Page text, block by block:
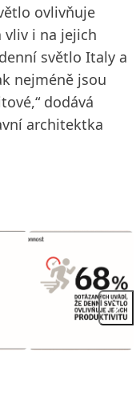
ovlivňuje
vliv i na jejich
světlo Italy a
nejméně jsou
dodává
architektka